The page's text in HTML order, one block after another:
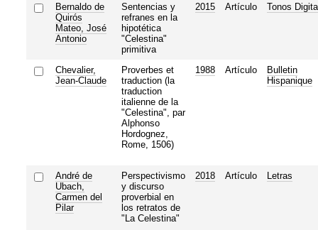
Bernaldo de
Quirós
Mateo, José
Antonio
Sentencias y
refranes en la
hipotética
"Celestina"
primitiva
2015 Artículo Tonos
Chevalier,
Jean-Claude
Proverbes et
traduction (la
traduction
italienne de la
"Celestina", par
Alphonso
Hordognez,
Rome, 1506)
1988 Artículo
Bulletin
Hispanique
André de
Ubach,
Carmen del
Pilar
Perspectivismo
y discurso
proverbial en
los retratos de
"La Celestina"
2018 Artículo Letras